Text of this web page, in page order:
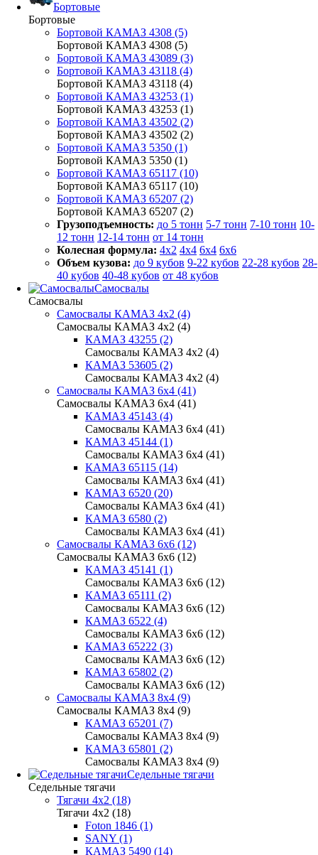
Бортовые
Бортовые
Бортовой КАМАЗ 4308 (5)
Бортовой КАМАЗ 4308 (5)
Бортовой КАМАЗ 43089 (3)
Бортовой КАМАЗ 43118 (4)
Бортовой КАМАЗ 43118 (4)
Бортовой КАМАЗ 43253 (1)
Бортовой КАМАЗ 43253 (1)
Бортовой КАМАЗ 43502 (2)
Бортовой КАМАЗ 43502 (2)
Бортовой КАМАЗ 5350 (1)
Бортовой КАМАЗ 5350 (1)
Бортовой КАМАЗ 65117 (10)
Бортовой КАМАЗ 65117 (10)
Бортовой КАМАЗ 65207 (2)
Бортовой КАМАЗ 65207 (2)
Грузоподъемность: до 5 тонн 5-7 тонн 7-10 тонн 10-
12 тонн 12-14 тонн от 14 тонн
Колесная формула: 4x2 4x4 6x4 6x6
Объем кузова: до 9 кубов 9-22 кубов 22-28 кубов 28-
40 кубов 40-48 кубов от 48 кубов
Самосвалы
Самосвалы
Самосвалы КАМАЗ 4х2 (4)
Самосвалы КАМАЗ 4х2 (4)
КАМАЗ 43255 (2)
Самосвалы КАМАЗ 4х2 (4)
КАМАЗ 53605 (2)
Самосвалы КАМАЗ 4х2 (4)
Самосвалы КАМАЗ 6х4 (41)
Самосвалы КАМАЗ 6х4 (41)
КАМАЗ 45143 (4)
Самосвалы КАМАЗ 6х4 (41)
КАМАЗ 45144 (1)
Самосвалы КАМАЗ 6х4 (41)
КАМАЗ 65115 (14)
Самосвалы КАМАЗ 6х4 (41)
КАМАЗ 6520 (20)
Самосвалы КАМАЗ 6х4 (41)
КАМАЗ 6580 (2)
Самосвалы КАМАЗ 6х4 (41)
Самосвалы КАМАЗ 6х6 (12)
Самосвалы КАМАЗ 6х6 (12)
КАМАЗ 45141 (1)
Самосвалы КАМАЗ 6х6 (12)
КАМАЗ 65111 (2)
Самосвалы КАМАЗ 6х6 (12)
КАМАЗ 6522 (4)
Самосвалы КАМАЗ 6х6 (12)
КАМАЗ 65222 (3)
Самосвалы КАМАЗ 6х6 (12)
КАМАЗ 65802 (2)
Самосвалы КАМАЗ 6х6 (12)
Самосвалы КАМАЗ 8х4 (9)
Самосвалы КАМАЗ 8х4 (9)
КАМАЗ 65201 (7)
Самосвалы КАМАЗ 8х4 (9)
КАМАЗ 65801 (2)
Самосвалы КАМАЗ 8х4 (9)
Седельные тягачи
Седельные тягачи
Тягачи 4x2 (18)
Тягачи 4x2 (18)
Foton 1846 (1)
SANY (1)
КАМАЗ 5490 (14)